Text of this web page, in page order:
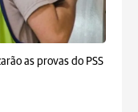
as provas do PSS